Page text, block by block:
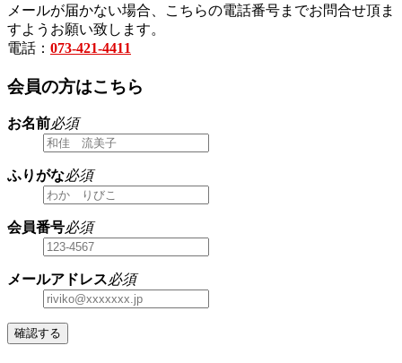
メールが届かない場合、こちらの電話番号までお問合せ頂ま
すようお願い致します。
電話： 073-421-4411
会員の方はこちら
お名前必須
ふりがな必須
会員番号必須
メールアドレス必須
確認する